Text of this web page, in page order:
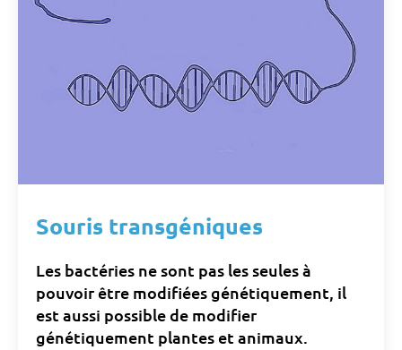
Souris transgéniques
Les bactéries ne sont pas les seules à
pouvoir être modifiées génétiquement, il
est aussi possible de modifier
génétiquement plantes et animaux.